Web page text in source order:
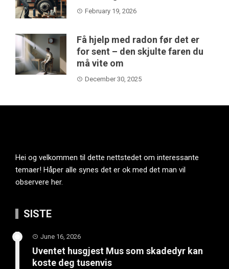
February 19, 2026
Få hjelp med radon før det er
for sent – den skjulte faren du
må vite om
December 30, 2025
Hei og velkommen til dette nettstedet om interessante
temaer! Håper alle synes det er ok med det man vil
observere her.
SISTE
June 16, 2026
Uventet husgjest Mus som skadedyr kan
koste deg tusenvis